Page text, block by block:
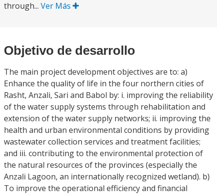
through... Ver Más
Objetivo de desarrollo
The main project development objectives are to: a)
Enhance the quality of life in the four northern cities of
Rasht, Anzali, Sari and Babol by: i. improving the reliability
of the water supply systems through rehabilitation and
extension of the water supply networks; ii. improving the
health and urban environmental conditions by providing
wastewater collection services and treatment facilities;
and iii. contributing to the environmental protection of
the natural resources of the provinces (especially the
Anzali Lagoon, an internationally recognized wetland). b)
To improve the operational efficiency and financial